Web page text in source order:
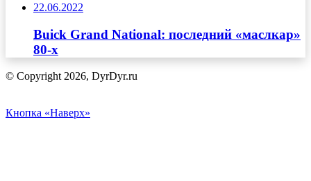
22.06.2022
Buick Grand National: последний «маслкар»
80-х
© Copyright 2026, DyrDyr.ru
Кнопка «Наверх»